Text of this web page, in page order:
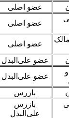
عضو اصلی
عضو اصلی
عضو اصلی
عضو علی‌البدل
عضو علی‌البدل
بازرس
بازرس
علی‌البدل